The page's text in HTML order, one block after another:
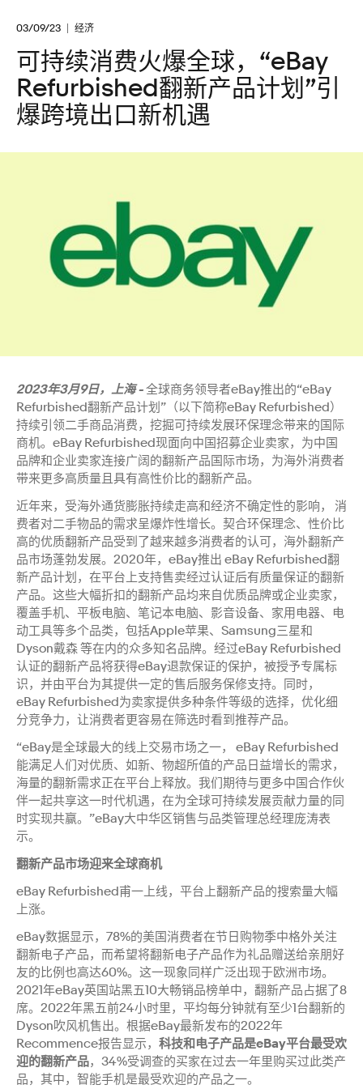
03/09/23 经济
可持续消费火爆全球，“eBay
Refurbished翻新产品计划”引
爆跨境出口新机遇
2023年3月9日，上海 -全球商务领导者eBay推出的“eBay
Refurbished翻新产品计划”（以下简称eBay Refurbished）
持续引领二手商品消费，挖掘可持续发展环保理念带来的国际
商机。eBay Refurbished现面向中国招募企业卖家，为中国
品牌和企业卖家连接广阔的翻新产品国际市场，为海外消费者
带来更多高质量且具有高性价比的翻新产品。
近年来，受海外通货膨胀持续走高和经济不确定性的影响， 消
费者对二手物品的需求呈爆炸性增长。契合环保理念、性价比
高的优质翻新产品受到了越来越多消费者的认可，海外翻新产
品市场蓬勃发展。2020年，eBay推出 eBay Refurbished翻
新产品计划，在平台上支持售卖经过认证后有质量保证的翻新
产品。这些大幅折扣的翻新产品均来自优质品牌或企业卖家，
覆盖手机、平板电脑、笔记本电脑、影音设备、家用电器、电
动工具等多个品类，包括Apple苹果、Samsung三星和
Dyson戴森 等在内的众多知名品牌。经过eBay Refurbished
认证的翻新产品将获得eBay退款保证的保护，被授予专属标
识，并由平台为其提供一定的售后服务保修支持。同时，
eBay Refurbished为卖家提供多种条件等级的选择，优化细
分竞争力，让消费者更容易在筛选时看到推荐产品。
“eBay是全球最大的线上交易市场之一， eBay Refurbished
能满足人们对优质、如新、物超所值的产品日益增长的需求，
海量的翻新需求正在平台上释放。我们期待与更多中国合作伙
伴一起共享这一时代机遇，在为全球可持续发展贡献力量的同
时实现共赢。”eBay大中华区销售与品类管理总经理庞涛表
示。
翻新产品市场迎来全球商机
eBay Refurbished甫一上线，平台上翻新产品的搜索量大幅
上涨。
eBay数据显示，78%的美国消费者在节日购物季中格外关注
翻新电子产品，而希望将翻新电子产品作为礼品赠送给亲朋好
友的比例也高达60%。这一现象同样广泛出现于欧洲市场。
2021年eBay英国站黑五10大畅销品榜单中，翻新产品占据了8
席。2022年黑五前24小时里，平均每分钟就有至少1台翻新的
Dyson吹风机售出。根据eBay最新发布的2022年
Recommence报告显示， 科技和电子产品是eBay平台最受欢
迎的翻新产品，34%受调查的买家在过去一年里购买过此类产
品，其中，智能手机是最受欢迎的产品之一。